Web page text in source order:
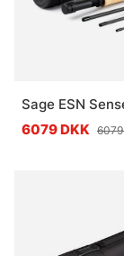
Sage ESN
6079 DKK